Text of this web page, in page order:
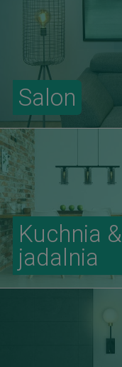
Salon
Kuchnia &
jadalnia